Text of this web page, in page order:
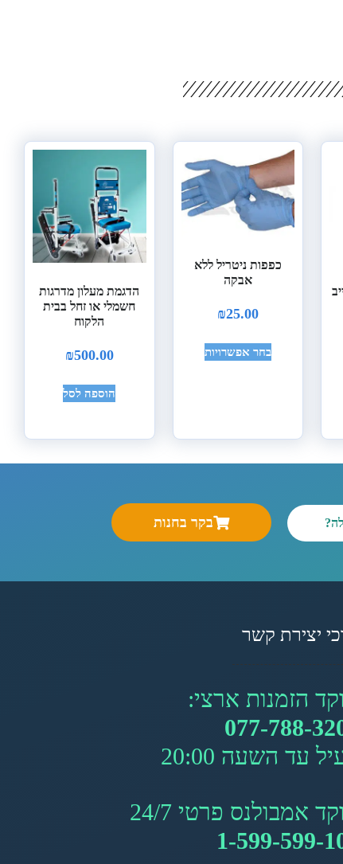
כפפות ניטריל ללא
אבקה
₪25.00
בחר אפשרויות
הדגמת מעלון מדרגות
חשמלי או זחל בבית
הלקוח
₪500.00
הוספה לסל
בקר בחנות
יצירת קשר
הזמנות ארצי:
077-788-
עד השעה 20:00
אמבולנס פרטי 24/7
1-599-599-